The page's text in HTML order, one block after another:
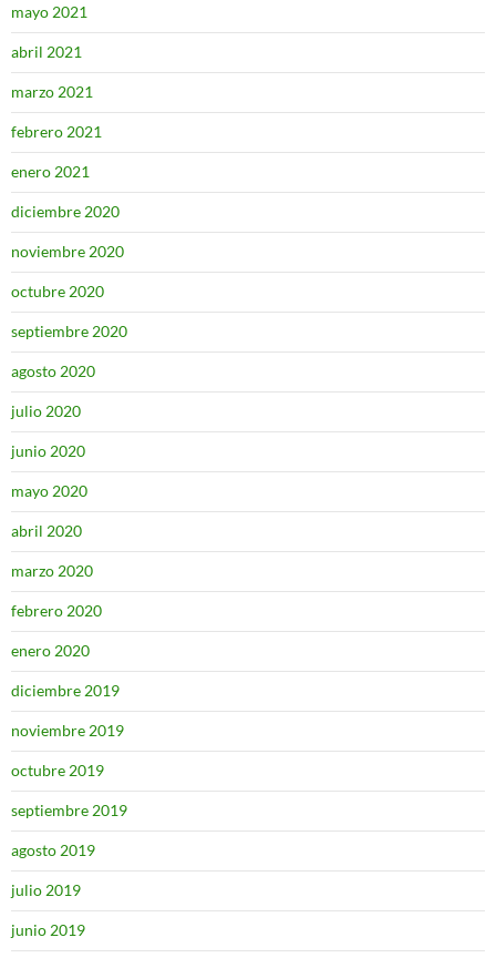
mayo 2021
abril 2021
marzo 2021
febrero 2021
enero 2021
diciembre 2020
noviembre 2020
octubre 2020
septiembre 2020
agosto 2020
julio 2020
junio 2020
mayo 2020
abril 2020
marzo 2020
febrero 2020
enero 2020
diciembre 2019
noviembre 2019
octubre 2019
septiembre 2019
agosto 2019
julio 2019
junio 2019